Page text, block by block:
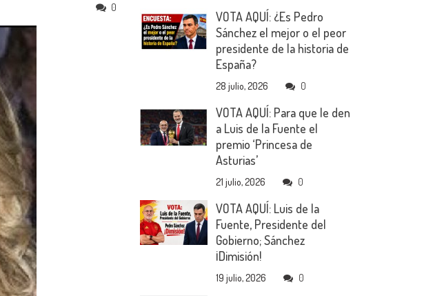
0
VOTA AQUÍ: ¿Es Pedro
Sánchez el mejor o el peor
presidente de la historia de
España?
28 julio, 2026 0
VOTA AQUÍ: Para que le den
a Luis de la Fuente el
premio ‘Princesa de
Asturias’
21 julio, 2026 0
VOTA AQUÍ: Luis de la
Fuente, Presidente del
Gobierno; Sánchez
¡Dimisión!
19 julio, 2026 0